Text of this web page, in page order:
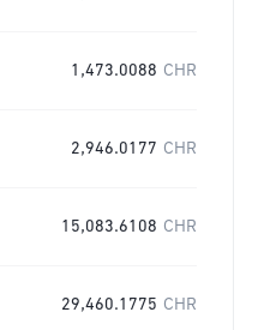
1,473.0088 CHR
2,946.0177 CHR
15,083.6108 CHR
29,460.1775 CHR